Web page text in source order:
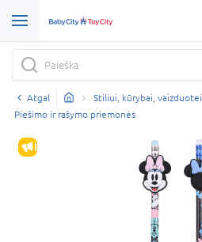
Atgal Stiliui, kūrybai, vaizduotei
Piešimo ir rašymo priemonės
IŠPARDAVIMAS